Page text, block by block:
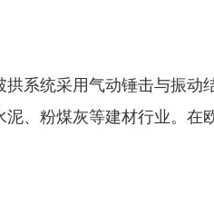
系统采用气动锤击与振动
、粉煤灰等建材行业。在